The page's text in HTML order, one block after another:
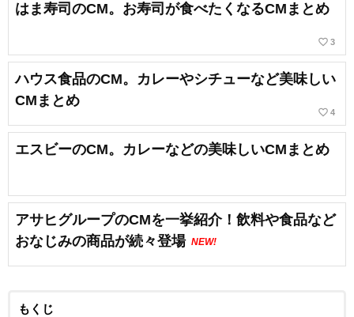
はま寿司のCM。お寿司が食べたくなるCMまとめ
favorite_border 3
ハウス食品のCM。カレーやシチューなど美味しい
CMまとめ
favorite_border 4
エスビーのCM。カレーなどの美味しいCMまとめ
アサヒグループのCMを一挙紹介！飲料や食品など
おなじみの商品が続々登場 NEW!
もくじ